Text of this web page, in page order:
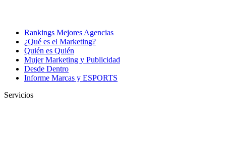
Rankings Mejores Agencias
¿Qué es el Marketing?
Quién es Quién
Mujer Marketing y Publicidad
Desde Dentro
Informe Marcas y ESPORTS
Servicios